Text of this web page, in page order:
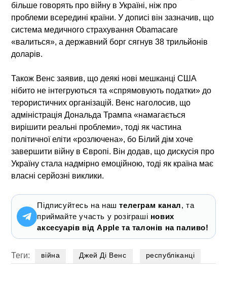
більше говорять про війну в Україні, ніж про
проблеми всередині країни. У дописі він зазначив, що
система медичного страхування Obamacare
«валиться», а державний борг сягнув 38 трильйонів
доларів.
Також Венс заявив, що деякі нові мешканці США
нібито не інтегруються та «спрямовують податки» до
терористичних організацій. Венс наголосив, що
адміністрація Дональда Трампа «намагається
вирішити реальні проблеми», тоді як частина
політичної еліти «розлючена», бо Білий дім хоче
завершити війну в Європі. Він додав, що дискусія про
Україну стала надмірно емоційною, тоді як країна має
власні серйозні виклики.
Підписуйтесь на наштелеграм канал, та
приймайте участь у розіграші нових
аксесуарів від Apple та талонів на паливо!
Теги: війна Джей Ді Венс республіканці